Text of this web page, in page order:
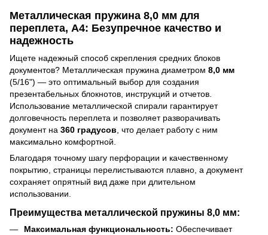
Металлическая пружина 8,0 мм для
переплета, А4: Безупречное качество и
надежность
Ищете надежный способ скрепления средних блоков
документов? Металлическая пружина диаметром 8,0 мм
(5/16") — это оптимальный выбор для создания
презентабельных блокнотов, инструкций и отчетов.
Использование металлической спирали гарантирует
долговечность переплета и позволяет разворачивать
документ на 360 градусов , что делает работу с ним
максимально комфортной.
Благодаря точному шагу перфорации и качественному
покрытию, страницы перелистываются плавно, а документ
сохраняет опрятный вид даже при длительном
использовании.
Преимущества металлической пружины 8,0 мм:
Максимальная функциональность: Обеспечивает